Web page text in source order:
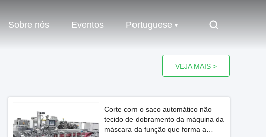
Sobre nós Eventos Portuguese
VEJA MAIS >
Corte com o saco automático não
tecido de dobramento da máquina da
máscara da função que forma a